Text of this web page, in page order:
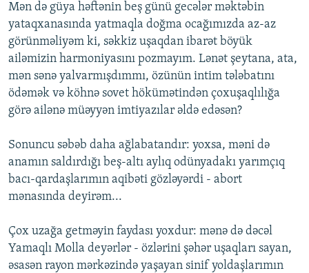
Mən də güya həftənin beş günü gecələr məktəbin
yataqxanasında yatmaqla doğma ocağımızda az-az
görünməliyəm ki, səkkiz uşaqdan ibarət böyük
ailəmizin harmoniyasını pozmayım. Lənət şeytana, ata,
mən sənə yalvarmışdımmı, özünün intim tələbatını
ödəmək və köhnə sovet hökümətindən çoxuşaqlılığa
görə ailənə müəyyən imtiyazılar əldə edəsən?
Sonuncu səbəb daha ağlabatandır: yoxsa, məni də
anamın saldırdığı beş-altı aylıq odünyadakı yarımçıq
bacı-qardaşlarımın aqibəti gözləyərdi - abort
mənasında deyirəm...
Çox uzağa getməyin faydası yoxdur: mənə də dəcəl
Yamaqlı Molla deyərlər - özlərini şəhər uşaqları sayan,
əsasən rayon mərkəzində yaşayan sinif yoldaşlarımın